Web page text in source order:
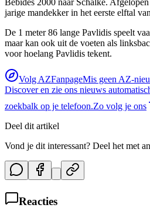
jarige mandekker in het eerste elftal
De 1 meter 86 lange Pavlidis speelt
maar kan ook uit de voeten als
voor hoelang Pavlidis tekent.
Volg AZFanpageMis geen AZ-
Discover en zie ons nieuws
zoekbalk op je telefoon.Zo volg je ons
Deel dit artikel
Vond je dit interessant? Deel het met
Reacties